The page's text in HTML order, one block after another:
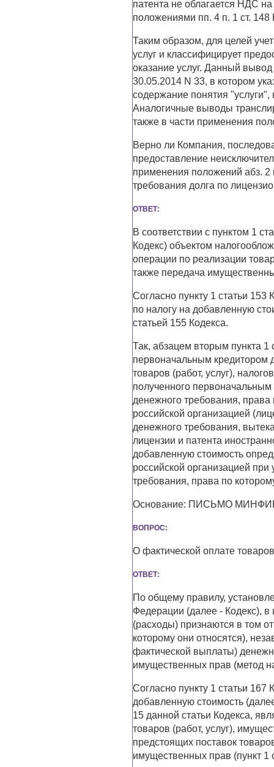
патента не облагается НДС
положениями пп. 4 п. 1 ст.
Таким образом, для целей
услуг и классифицирует
оказание услуг. Данный
30.05.2014 N 33, в котором
содержание понятия
Аналогичные выводы
также в части применения
Верно ли Компания,
предоставление
применения положений абз.
требования долга по
ОТВЕТ:
В соответствии с пунктом 1
Кодекс) объектом
операции по реализации
также передача
Согласно пункту 1 статьи
по налогу на добавленную
статьей 155 Кодекса.
Так, абзацем вторым пункта 1
первоначальным кредитором
товаров (работ, услуг),
полученного
денежного требования, права
российской организацией
денежного требования,
лицензии и патента
добавленную стоимость
российской организацией
требования, права по
Основание: ПИСЬМО
ВОПРОС:
О фактической оплате
ОТВЕТ:
По общему правилу,
Федерации (далее - Кодекс),
(расходы) признаются в том
которому они относятся),
фактической выплаты)
имущественных прав (метод
Согласно пункту 1 статьи
добавленную стоимость
15 данной статьи Кодекса,
товаров (работ, услуг),
предстоящих поставок
имущественных прав (пункт 1